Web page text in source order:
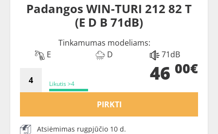
Padangos WIN-TURI 212 82 T
(E D B 71dB)
Tinkamumas modeliams:
E
D 71dB
Likutis >4 46 00€
PIRKTI
Atsiėmimas rugpjūčio 10 d.